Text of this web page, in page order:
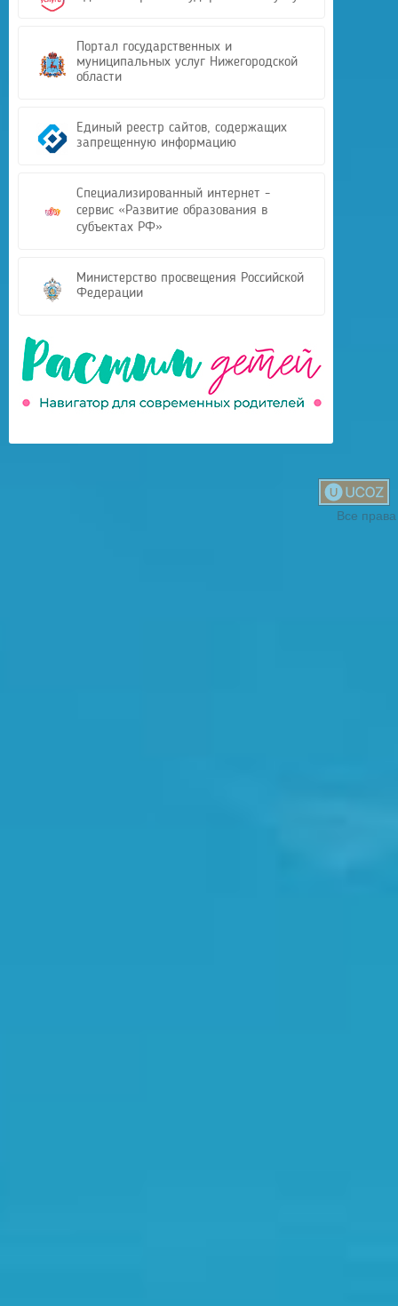
Портал государственных и
муниципальных услуг Нижегородской
области
Единый реестр сайтов, содержащих
запрещенную информацию
Специализированный интернет -
сервис «Развитие образования в
субъектах РФ»
Министерство просвещения Российской
Федерации
Все